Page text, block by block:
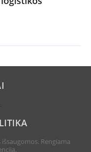
Rengiama